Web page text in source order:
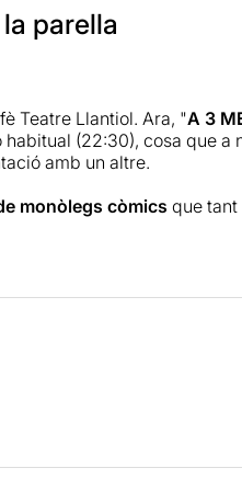
parella
Teatre Llantiol. Ara, "A 3
habitual (22:30), cosa que
amb un altre.
monòlegs còmics que
text, i que no se suporti
Som conscients
reacció positiva,
l'actor Adrián Ridau
no es tracta ben bé d'un
d'humor al voltant del